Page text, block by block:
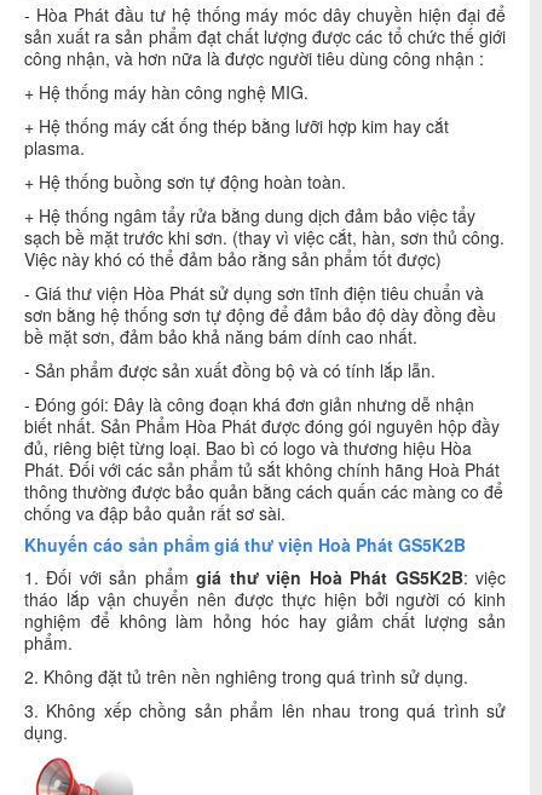
- Hòa Phát đầu tư hệ thống máy móc dây chuyền hiện đại để
sản xuất ra sản phẩm đạt chất lượng được các tổ chức thế giới
công nhận, và hơn nữa là được người tiêu dùng công nhận :
+ Hệ thống máy hàn công nghệ MIG.
+ Hệ thống máy cắt ống thép bằng lưỡi hợp kim hay cắt
plasma.
+ Hệ thống buồng sơn tự động hoàn toàn.
+ Hệ thống ngâm tẩy rửa bằng dung dịch đảm bảo việc tẩy
sạch bề mặt trước khi sơn. (thay vì việc cắt, hàn, sơn thủ công.
Việc này khó có thể đảm bảo rằng sản phẩm tốt được)
- Giá thư viện Hòa Phát sử dụng sơn tĩnh điện tiêu chuẩn và
sơn bằng hệ thống sơn tự động để đảm bảo độ dày đồng đều
bề mặt sơn, đảm bảo khả năng bám dính cao nhất.
- Sản phẩm được sản xuất đồng bộ và có tính lắp lẫn.
- Đóng gói: Đây là công đoạn khá đơn giản nhưng dễ nhận
biết nhất. Sản Phẩm Hòa Phát được đóng gói nguyên hộp đầy
đủ, riêng biệt từng loại. Bao bì có logo và thương hiệu Hòa
Phát. Đối với các sản phẩm tủ sắt không chính hãng Hoà Phát
thông thường được bảo quản bằng cách quấn các màng co để
chống va đập bảo quản rất sơ sài.
Khuyến cáo sản phẩm giá thư viện Hoà Phát GS5K2B
1. Đối với sản phẩmgiá thư viện Hoà Phát GS5K2B: việc
tháo lắp vận chuyển nên được thực hiện bởi người có kinh
nghiệm để không làm hỏng hóc hay giảm chất lượng sản
phẩm.
2. Không đặt tủ trên nền nghiêng trong quá trình sử dụng.
3. Không xếp chồng sản phẩm lên nhau trong quá trình sử
dụng.